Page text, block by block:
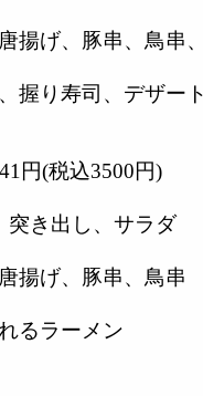
揚げ、豚串、鳥串
握り寿司、デザー
円(税込3500円)
突き出し、サラダ
揚げ、豚串、鳥串
るラーメン